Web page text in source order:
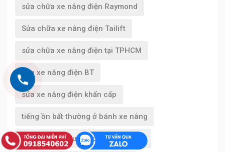
sửa chữa xe nâng điện Raymond
Sửa chữa xe nâng điện Tailift
sửa chữa xe nâng điện tại TPHCM
sửa xe nâng điện BT
sửa xe nâng điện khẩn cấp
tiếng ồn bất thường ở bánh xe nâng
tiếng ồn bất thường ở gầm xe nâng